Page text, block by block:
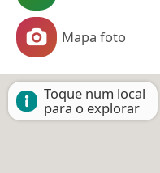
Mapa foto
Toque num local
para o explorar